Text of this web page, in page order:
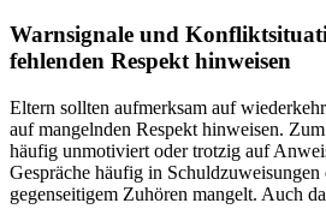
Warnsignale und
fehlenden Respekt hinweisen
Eltern sollten aufmerksam auf
auf mangelnden Respekt hinweisen.
häufig unmotiviert oder trotzig auf
Gespräche häufig in Schuldzuweisungen
gegenseitigem Zuhören mangelt. Auch